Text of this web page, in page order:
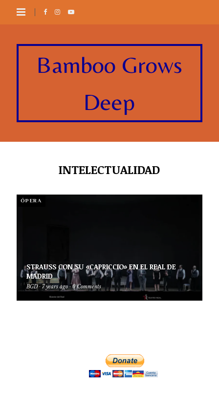
Bamboo Grows
Deep
INTELECTUALIDAD
ÓPERA
STRAUSS CON SU «CAPRICCIO» EN EL REAL DE
MADRID
BGD · 7 years ago · 0 Comments